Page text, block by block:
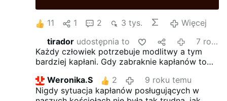
11 1 2 3 tys.
Więcej
tiradorudostępnia to
7 roku temu
Każdy człowiek potrzebuje modlitwy a tym
bardziej kapłani. Gdy zabraknie kapłanów to
Weronika.S
2
9 roku temu
Nigdy sytuacja kapłanów posługujących w